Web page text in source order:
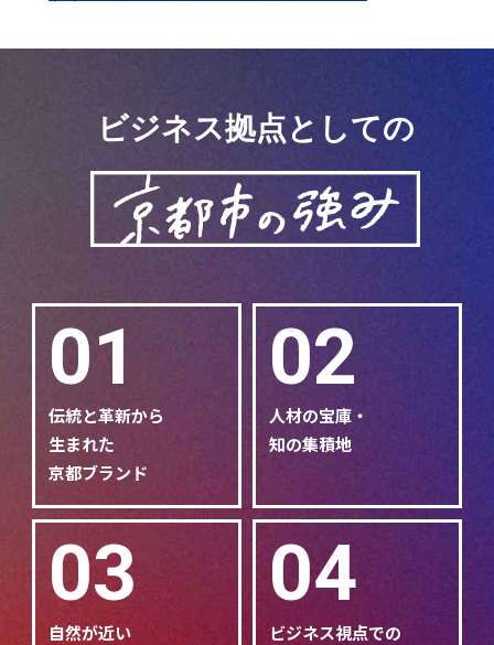
ビジネス拠点としての
01
伝統と革新から
生まれた
京都ブランド
02
人材の宝庫・
知の集積地
03
自然が近い
04
ビジネス視点での